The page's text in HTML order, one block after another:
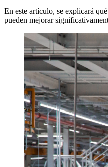
En este artículo, se explicará
pueden mejorar